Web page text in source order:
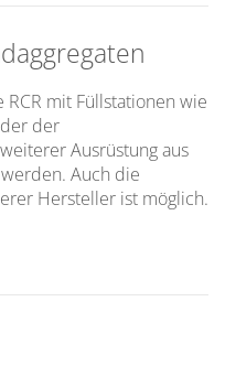
RCR mit Füllstationen wie
der
Ausrüstung aus
Auch die
Hersteller ist möglich.